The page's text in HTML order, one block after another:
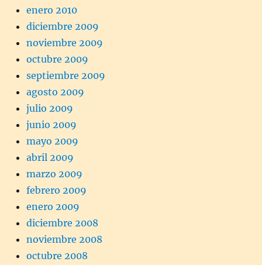
enero 2010
diciembre 2009
noviembre 2009
octubre 2009
septiembre 2009
agosto 2009
julio 2009
junio 2009
mayo 2009
abril 2009
marzo 2009
febrero 2009
enero 2009
diciembre 2008
noviembre 2008
octubre 2008